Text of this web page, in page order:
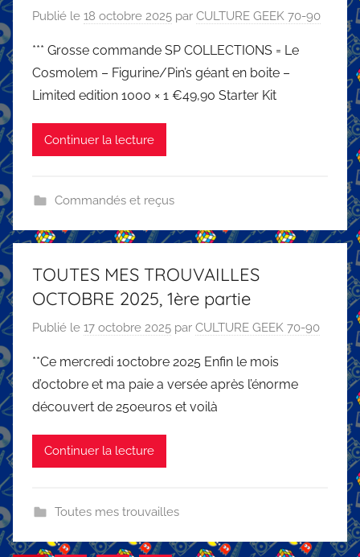
Publié le 18 octobre 2025 par CULTURE GEEK 70-90
*** Grosse commande SP COLLECTIONS = Le
Cosmolem – Figurine/Pin’s géant en boite –
Limited edition 1000 × 1 €49,90 Starter Kit
Continuer la lecture
Commandés et reçus
TOUTES MES TROUVAILLES
OCTOBRE 2025, 1ère partie
Publié le 17 octobre 2025 par CULTURE GEEK 70-90
**Ce mercredi 1octobre 2025 Enfin le mois
d’octobre et ma paie a versée après l’énorme
découvert de 250euros et voilà
Continuer la lecture
Toutes mes trouvailles